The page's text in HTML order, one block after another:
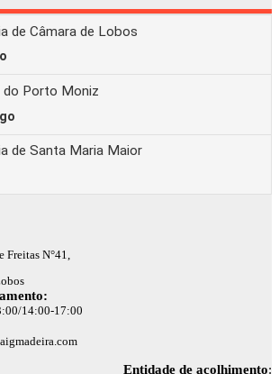
Freitas N°41,
14:00-17:00
Entidade de acolhimento: